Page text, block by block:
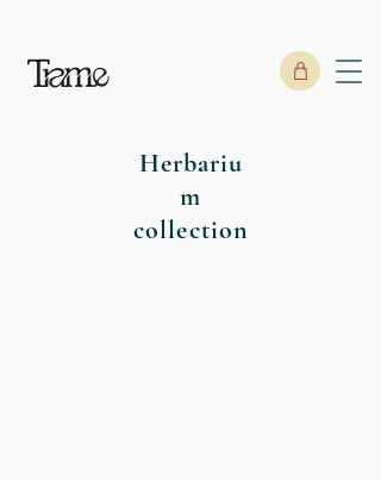
Herbariu
m
collection